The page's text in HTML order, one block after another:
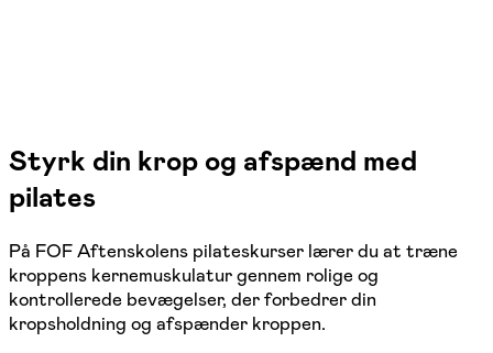
Styrk din krop og afspænd med
pilates
På FOF Aftenskolens pilateskurser lærer du at træne
kroppens kernemuskulatur gennem rolige og
kontrollerede bevægelser, der forbedrer din
kropsholdning og afspænder kroppen.